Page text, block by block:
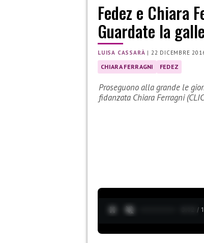
Fedez e Chiara
Guardate la
LUISA CASSARÀ | 22 DICEMBRE
CHIARA FERRAGNI FEDEZ
Proseguono alla grande le
fidanzata Chiara Ferragni
0:13 /